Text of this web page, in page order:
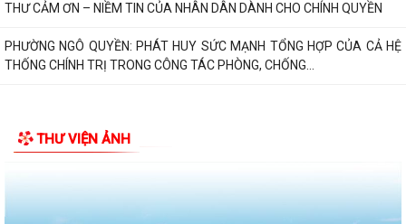
THƯ CẢM ƠN – NIỀM TIN CỦA NHÂN DÂN DÀNH CHO CHÍNH QUYỀN
PHƯỜNG NGÔ QUYỀN: PHÁT HUY SỨC MẠNH TỔNG HỢP CỦA CẢ HỆ
THỐNG CHÍNH TRỊ TRONG CÔNG TÁC PHÒNG, CHỐNG...
THƯ VIỆN ẢNH